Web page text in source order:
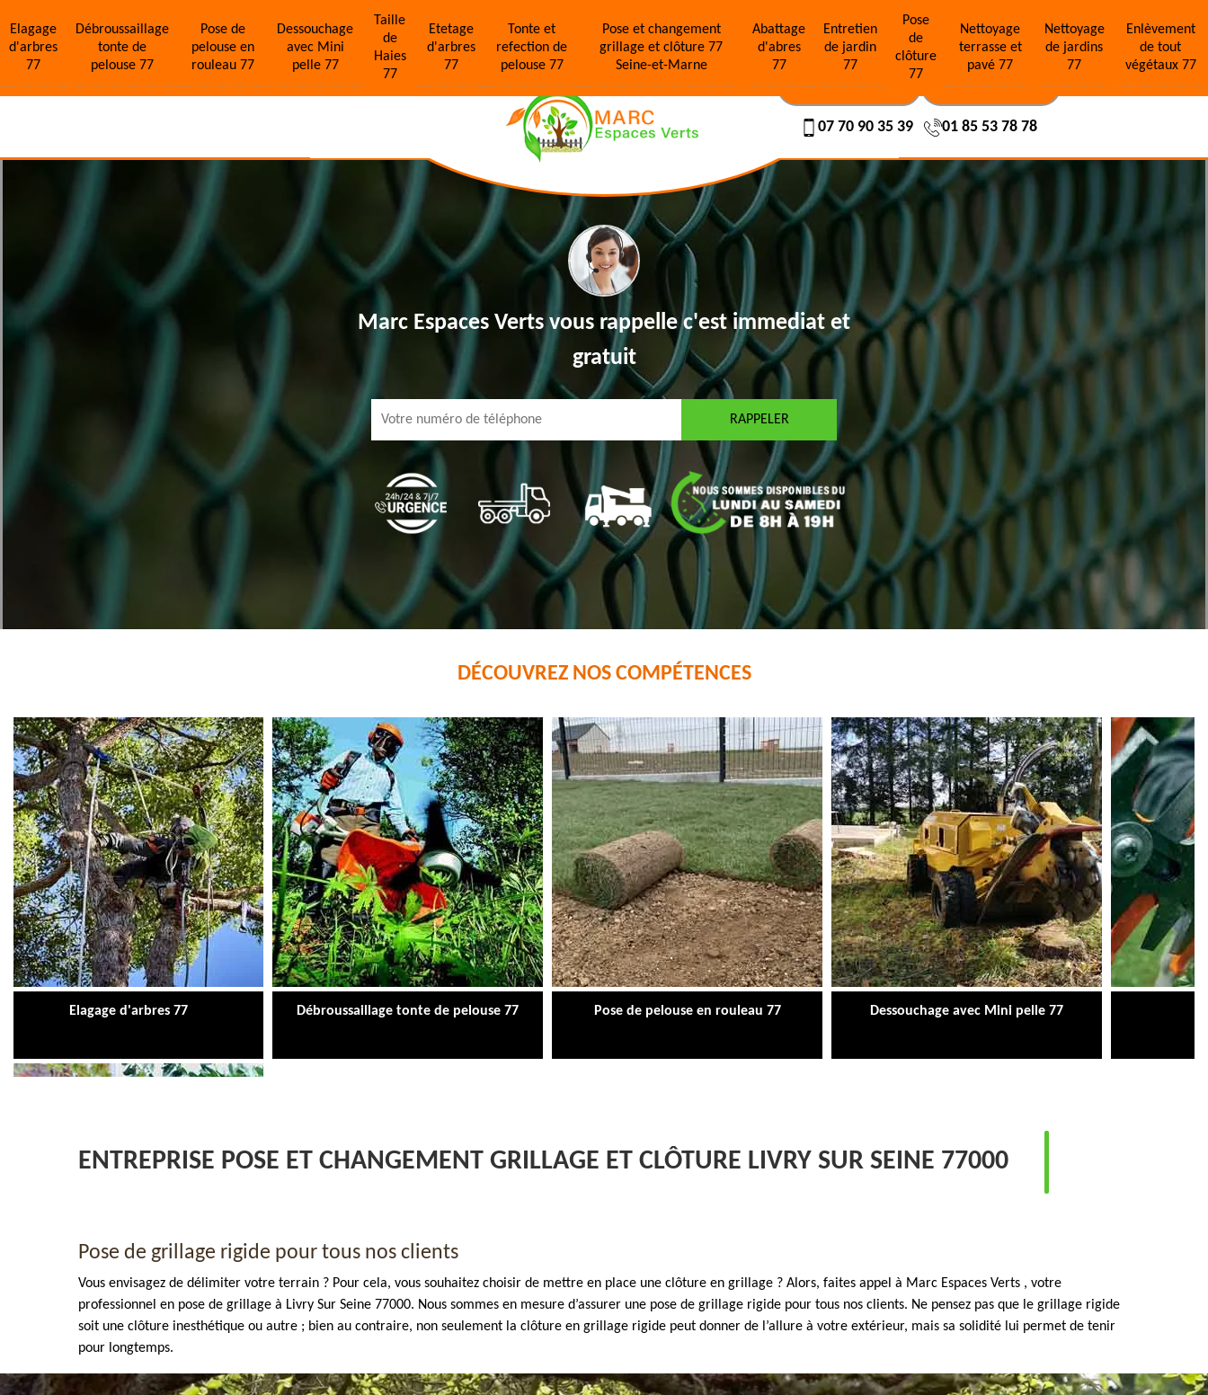
Elagage
d'arbres
77
Débroussaillage
tonte de
pelouse 77
Pose de
pelouse en
rouleau 77
Dessouchage
avec Mini
pelle 77
Taille
de
Haies
77
Etetage
d'arbres
77
Tonte et
refection de
pelouse 77
Pose et changement
grillage et clôture 77
Seine-et-Marne
Abattage
d'abres
77
Entretien
de jardin
77
Pose
de
clôture
77
Nettoyage
terrasse et
pavé 77
Nettoyage
de jardins
77
Enlèvement
de tout
végétaux 77
NOS RÉALISATIONS NOUS CONTACTER
07 70 90 35 39 01 85 53 78 78
Marc Espaces Verts vous rappellec'est immediat et
gratuit
DÉCOUVREZ NOS COMPÉTENCES
Elagage d'arbres 77 Débroussaillage tonte de pelouse 77 Pose de pelouse en rouleau 77 Dessouchage avec Mini pelle 77
Enlèvement de tout végétaux 77
ENTREPRISE POSE ET CHANGEMENT GRILLAGE ET CLÔTURE LIVRY SUR SEINE 77000
Pose de grillage rigide pour tous nos clients
Vous envisagez de délimiter votre terrain ? Pour cela, vous souhaitez choisir de mettre en place une clôture en grillage ? Alors, faites appel à Marc Espaces Verts , votre
professionnel en pose de grillage à Livry Sur Seine 77000. Nous sommes en mesure d’assurer une pose de grillage rigide pour tous nos clients. Ne pensez pas que le grillage rigide
soit une clôture inesthétique ou autre ; bien au contraire, non seulement la clôture en grillage rigide peut donner de l’allure à votre extérieur, mais sa solidité lui permet de tenir
pour longtemps.